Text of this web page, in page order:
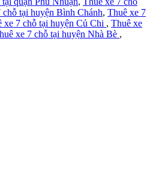
chỗ tại huyện Bình Chánh, Thuê xe 7
xe 7 chỗ tại huyện Củ Chi , Thuê xe
xe 7 chỗ tại huyện Nhà Bè ,